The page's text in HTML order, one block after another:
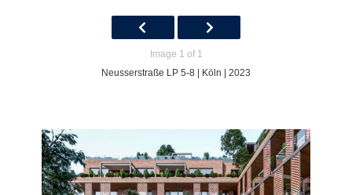
Image 1 of 1
Neusserstraße LP 5-8 | Köln | 2023